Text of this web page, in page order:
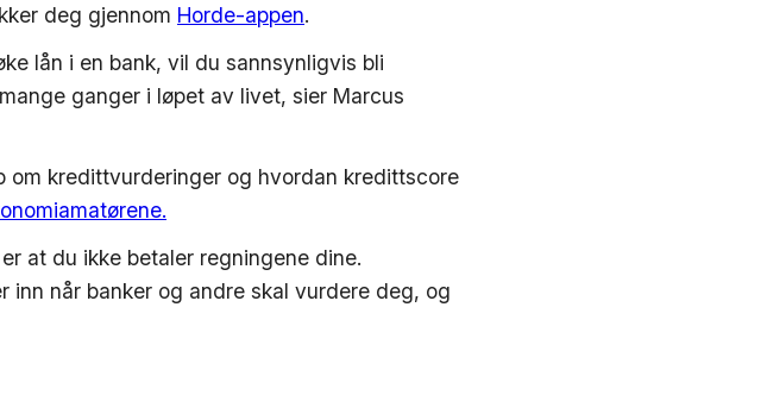
deg gjennom Horde-appen.
lån i en bank, vil du sannsynligvis bli
ganger i løpet av livet, sier Marcus
om kredittvurderinger og hvordan kredittscore
at du ikke betaler regningene dine.
inn når banker og andre skal vurdere deg, og